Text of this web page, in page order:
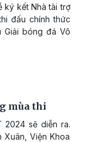
ký kết Nhà tài trợ
đấu chính thức
Giải bóng đá Vô
mùa thi
2024 sẽ diễn ra.
Viện Khoa